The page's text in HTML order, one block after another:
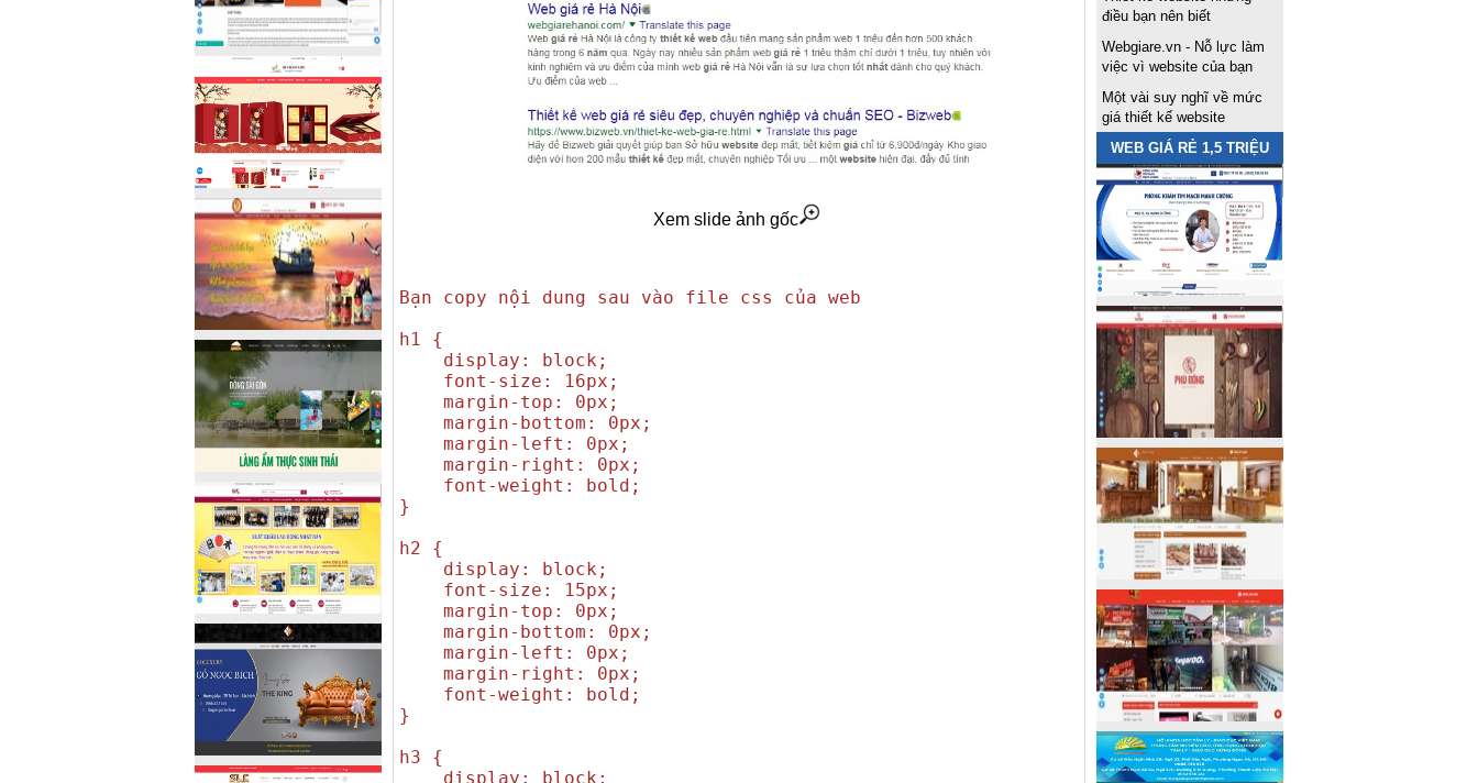
Xem slide ảnh gốc
Bạn copy nội dung sau vào file css của web
h1 {
display: block;
font-size: 16px;
margin-top: 0px;
margin-bottom: 0px;
margin-left: 0px;
margin-right: 0px;
font-weight: bold;
}
h2 {
display: block;
font-size: 15px;
margin-top: 0px;
margin-bottom: 0px;
margin-left: 0px;
margin-right: 0px;
font-weight: bold;
}
h3 {
display: block;
điều bạn nên biết
Webgiare.vn - Nỗ lực làm
việc vì website của bạn
Một vài suy nghĩ về mức
giá thiết kế website
WEB GIÁ RẺ 1,5 TRIỆU